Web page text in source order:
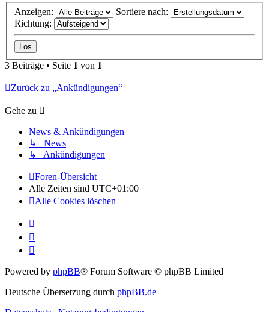
Anzeigen:
Sortiere nach:
Richtung:
3 Beiträge • Seite 1 von 1
Zurück zu „Ankündigungen“
Gehe zu
News & Ankündigungen
↳ News
↳ Ankündigungen
Foren-Übersicht
Alle Zeiten sind UTC+01:00
Alle Cookies löschen
Powered by phpBB® Forum Software © phpBB Limited
Deutsche Übersetzung durch phpBB.de